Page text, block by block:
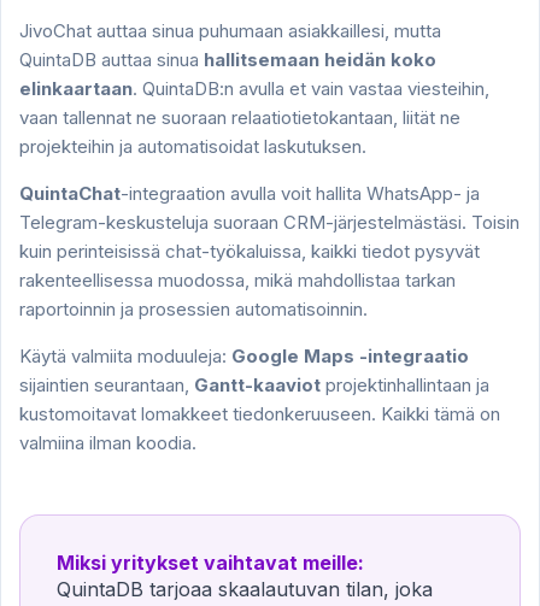
JivoChat auttaa sinua puhumaan asiakkaillesi, mutta
QuintaDB auttaa sinua hallitsemaan heidän koko
elinkaartaan. QuintaDB:n avulla et vain vastaa viesteihin,
vaan tallennat ne suoraan relaatiotietokantaan, liität ne
projekteihin ja automatisoidat laskutuksen.
QuintaChat-integraation avulla voit hallita WhatsApp- ja
Telegram-keskusteluja suoraan CRM-järjestelmästäsi. Toisin
kuin perinteisissä chat-työkaluissa, kaikki tiedot pysyvät
rakenteellisessa muodossa, mikä mahdollistaa tarkan
raportoinnin ja prosessien automatisoinnin.
Käytä valmiita moduuleja: Google Maps -integraatio
sijaintien seurantaan, Gantt-kaaviot projektinhallintaan ja
kustomoitavat lomakkeet tiedonkeruuseen. Kaikki tämä on
valmiina ilman koodia.
Miksi yritykset vaihtavat meille:
QuintaDB tarjoaa skaalautuvan tilan, joka